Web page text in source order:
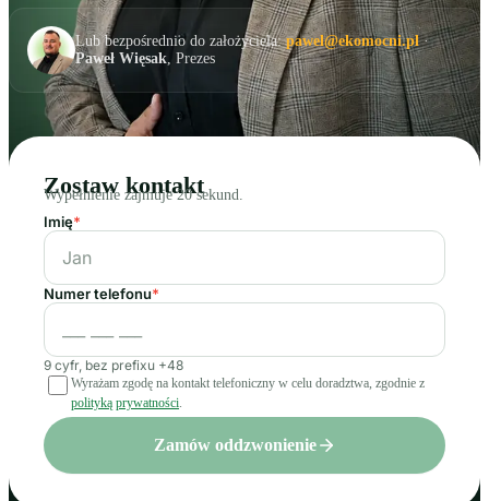
Lub bezpośrednio do założyciela:pawel@ekomocni.pl·
Paweł Więsak, Prezes
Zostaw kontakt
Wypełnienie zajmuje 20 sekund.
Imię*
Numer telefonu*
9 cyfr, bez prefixu +48
Wyrażam zgodę na kontakt telefoniczny w celu doradztwa, zgodnie z
polityką prywatności.
Zamów oddzwonienie